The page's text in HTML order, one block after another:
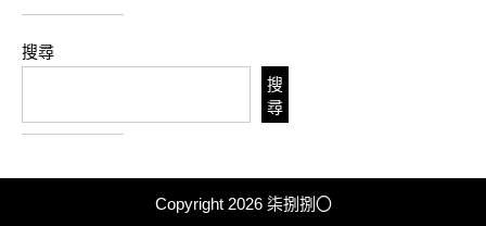
搜尋
搜
尋
Copyright 2026 柒捌捌〇